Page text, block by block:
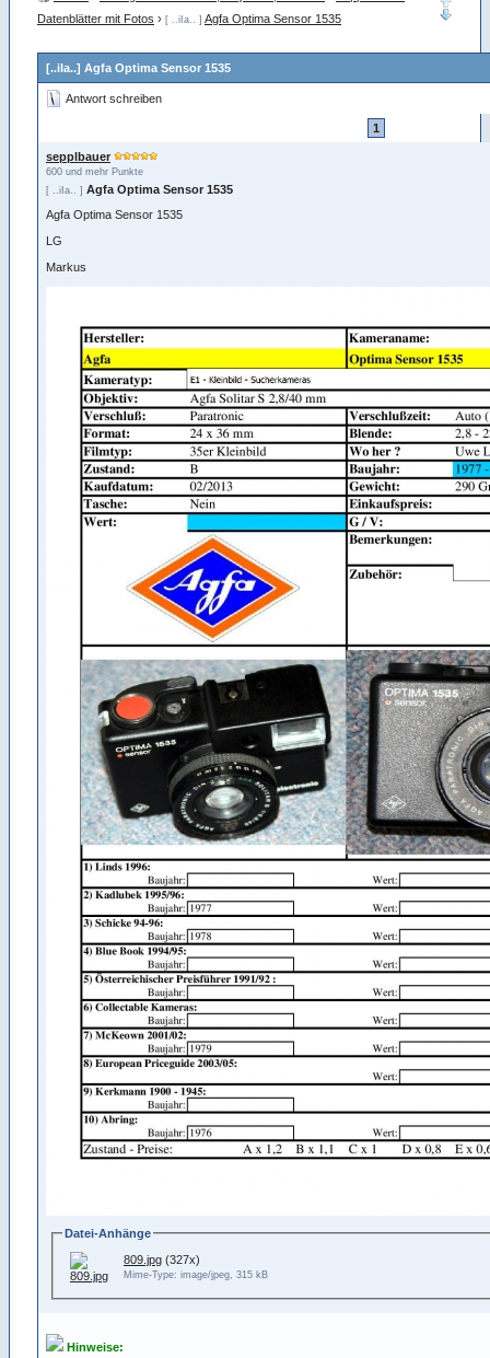
Datenblätter mit Fotos › [ ..iIa.. ] Agfa Optima Sensor 1535
[..iIa..] Agfa Optima Sensor 1535
Antwort schreiben
1
sepplbauer
600 und mehr Punkte
[ ..iIa.. ] Agfa Optima Sensor 1535
Agfa Optima Sensor 1535
LG
Markus
Datei-Anhänge
809.jpg (327x)
Mime-Type: image/jpeg, 315 kB
Hinweise: